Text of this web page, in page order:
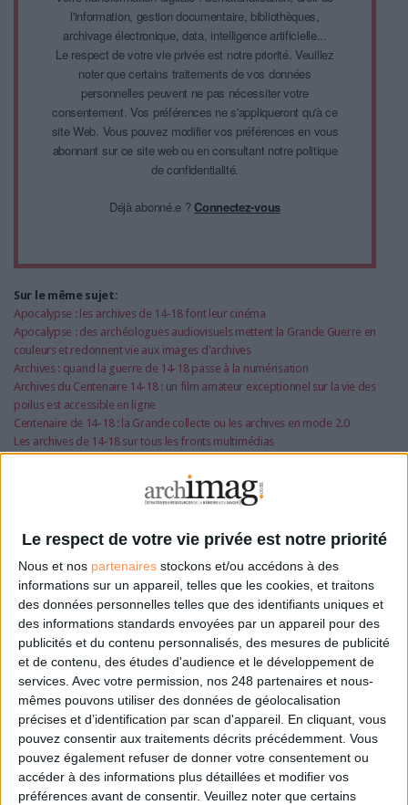
Le respect de votre vie privée est notre priorité
Nous et nos partenaires stockons et/ou accédons à des
informations sur un appareil, telles que les cookies, et traitons
des données personnelles telles que des identifiants uniques et
des informations standards envoyées par un appareil pour des
publicités et du contenu personnalisés, des mesures de publicité
et de contenu, des études d'audience et le développement de
services. Avec votre permission, nos 248 partenaires et nous-
mêmes pouvons utiliser des données de géolocalisation
précises et d’identification par scan d'appareil. En cliquant, vous
pouvez consentir aux traitements décrits précédemment. Vous
pouvez également refuser de donner votre consentement ou
accéder à des informations plus détaillées et modifier vos
préférences avant de consentir. Veuillez noter que certains
l'information, gestion documentaire, bibliothèques,
archivage électronique, data, intelligence artificielle...
Le respect de votre vie privée est notre priorité. Veuillez
noter que certains traitements de vos données
personnelles peuvent ne pas nécessiter votre
consentement. Vos préférences ne s'appliqueront qu'à ce
site Web. Vous pouvez modifier vos préférences en vous
abonnant sur ce site web ou en consultant notre politique
de confidentialité.
Déjà abonné.e ?Connectez-vous
Sur le même sujet:
Apocalypse : les archives de 14-18 font leur cinéma
Apocalypse : des archéologues audiovisuels mettent la Grande Guerre en
couleurs et redonnent vie aux images d'archives
Archives : quand la guerre de 14-18 passe à la numérisation
Archives du Centenaire 14-18 : un film amateur exceptionnel sur la vie des
poilus est accessible en ligne
Centenaire de 14-18 : la Grande collecte ou les archives en mode 2.0
Les archives de 14-18 sur tous les fronts multimédias
0 Commentaire
Première Guerre Mondiale
Histoire
Connectez-vousou inscrivez-vouspour publier un commentaire
À LIRE SUR ARCHIMAG
Des archives inédites de Led Zeppelin refont
surface